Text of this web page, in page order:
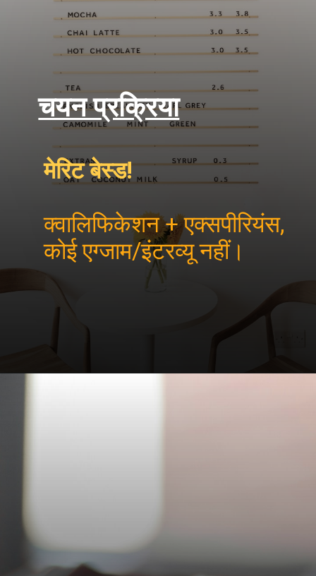
चयन प्रक्रिया
मेरिट बेस्ड!
क्वालिफिकेशन + एक्सपीरियंस,
कोई एग्जाम/इंटरव्यू नहीं।